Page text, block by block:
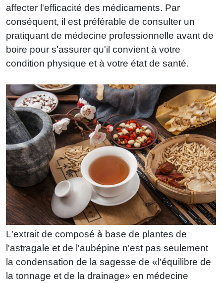
affecter l'efficacité des médicaments. Par
conséquent, il est préférable de consulter un
pratiquant de médecine professionnelle avant de
boire pour s'assurer qu'il convient à votre
condition physique et à votre état de santé.
L'extrait de composé à base de plantes de
l'astragale et de l'aubépine n'est pas seulement
la condensation de la sagesse de «l'équilibre de
la tonnage et de la drainage» en médecine